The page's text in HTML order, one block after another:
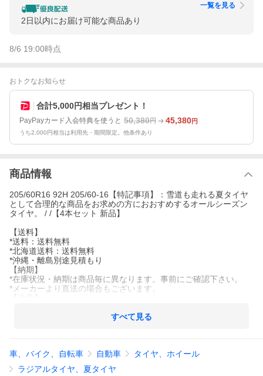
2日以内にお届け可能な商品あり
一覧を見る
8/6 19:00時点
おトクなお知らせ
合計5,000円相当プレゼント！
PayPayカード入会特典を使うと 50,380円 45,380円
うち2,000円相当は利用先・期間限定。他条件あり
商品情報
205/60R16 92H 205/60-16【特記事項】：雪道も走れる夏タイヤ
として合理的な商品をお求めの方におおすめするオールシーズン
タイヤ。 / /【4本セット 新品】
【送料】
*送料：送料無料
*北海道送料：送料無料
*沖縄・離島別途見積もり
【納期】
*在庫状況・納期は商品毎に異なります。事前にご確認下さい。
*メーカーより直送の場合もございます。
すべて見る
車、バイク、自転車 自動車
タイヤ、ホイール
ラジアルタイヤ、夏タイヤ